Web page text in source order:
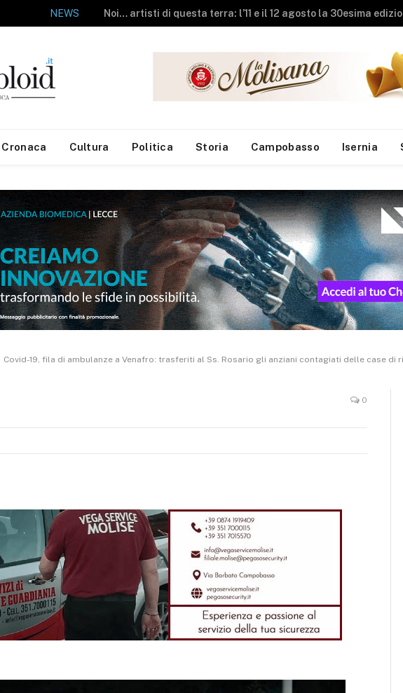
Ripalimosani riscopre la sua anima: al teatro comunale un emozionante viaggio tra gli antichi funai
Cronaca Cultura Politica Storia Campobasso Isernia
Covid-19, fila di ambulanze a Venafro: trasferiti al Ss. Rosario gli anziani contagiati delle case di
0